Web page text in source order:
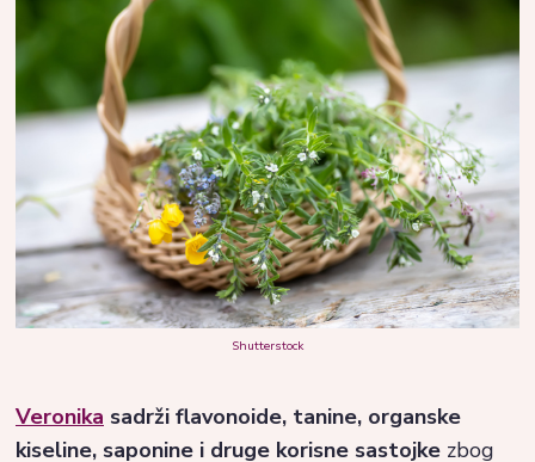
Shutterstock
Veronika sadrži flavonoide, tanine, organske
kiseline, saponine i druge korisne sastojke zbog